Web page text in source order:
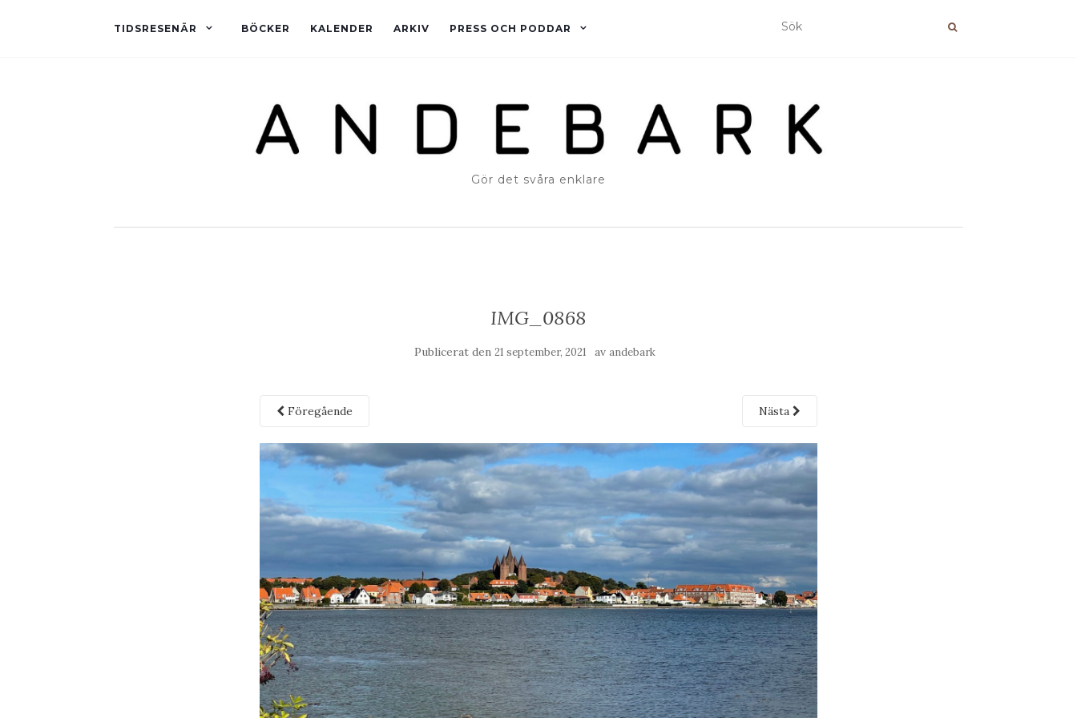
TIDSRESENÄR BÖCKER KALENDER ARKIV PRESS OCH PODDAR
Gör det svåra enklare
IMG_0868
Publicerat den 21 september, 2021 av andebark
Föregående Nästa